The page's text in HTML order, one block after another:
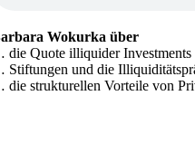
Wokurka über
Quote illiquider
Stiftungen und die
strukturellen Vorteile von